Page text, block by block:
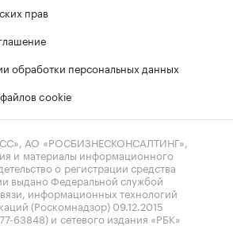
прав
обработки персональных данных
cookie
АО «РОСБИЗНЕСКОНСАЛТИНГ»,
и материалы информационного
о регистрации средства
выдано Федеральной службой
информационных технологий
(Роскомнадзор) 09.12.2015
63848) и сетевого издания «РБК»